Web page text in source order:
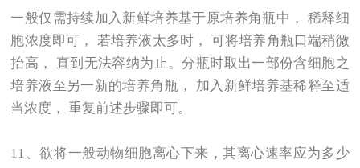
一般仅需持续加入新鲜培养基于原培养角瓶中， 稀释细
胞浓度即可， 若培养液太多时， 可将培养角瓶口端稍微
抬高， 直到无法容纳为止。分瓶时取出一部份含细胞之
培养液至另一新的培养角瓶， 加入新鲜培养基稀释至适
当浓度， 重复前述步骤即可。
11 、欲将一般动物细胞离心下来，其离心速率应为多少